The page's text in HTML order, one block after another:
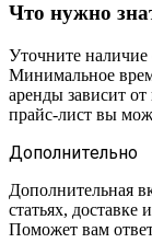
Что нужно
Уточните
Минимальное
аренды зависит
прайс-лист вы
Дополнительно
Дополнительная
статьях, доставке
Поможет вам